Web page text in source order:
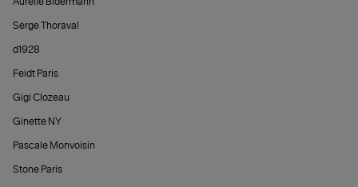
Serge Thoraval
d1928
Feidt Paris
Gigi Clozeau
Ginette NY
Pascale Monvoisin
Stone Paris